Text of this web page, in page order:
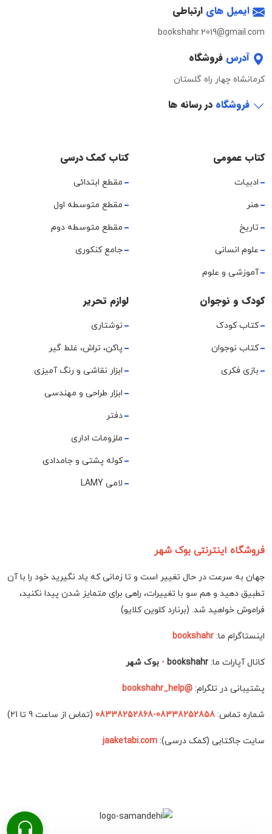
ایمیل های ارتباطی
bookshahr.2019@gmail.com
آدرس فروشگاه
کرمانشاه چهار راه گلستان
فروشگاه در رسانه ها
کتاب عمومی
ادبیات
هنر
تاریخ
علوم انسانی
آموزشی و علوم
کتاب کمک درسی
مقطع ابتدائی
مقطع متوسطه اول
مقطع متوسطه دوم
جامع کنکوری
کودک و نوجوان
کتاب کودک
کتاب نوجوان
بازی فکری
لوازم تحریر
نوشتاری
پاکن، تراش، غلط گیر
ابزار نقاشی و رنگ آمیزی
ابزار طراحی و مهندسی
دفتر
ملزومات اداری
کوله پشتی و جامدادی
لامی LAMY
فروشگاه اینترنتی بوک شهر
جهان به سرعت در حال تغییر است و تا زمانی که یاد نگیرید خود را با آن
تطبیق دهید و هم سو با تغییرات، راهی برای متمایز شدن پیدا نکنید،
فراموش خواهید شد. (برنارد کلوین کلایو)
اینستاگرام ما: bookshahr
کانال آپارات ما: bookshahr
- بوک شهر
پشتیبانی در تلگرام: @bookshahr_help
شماره تماس: 08338252858-08338252868 (تماس از ساعت 9 تا 21)
سایت جاکتابی (کمک درسی): jaaketabi.com